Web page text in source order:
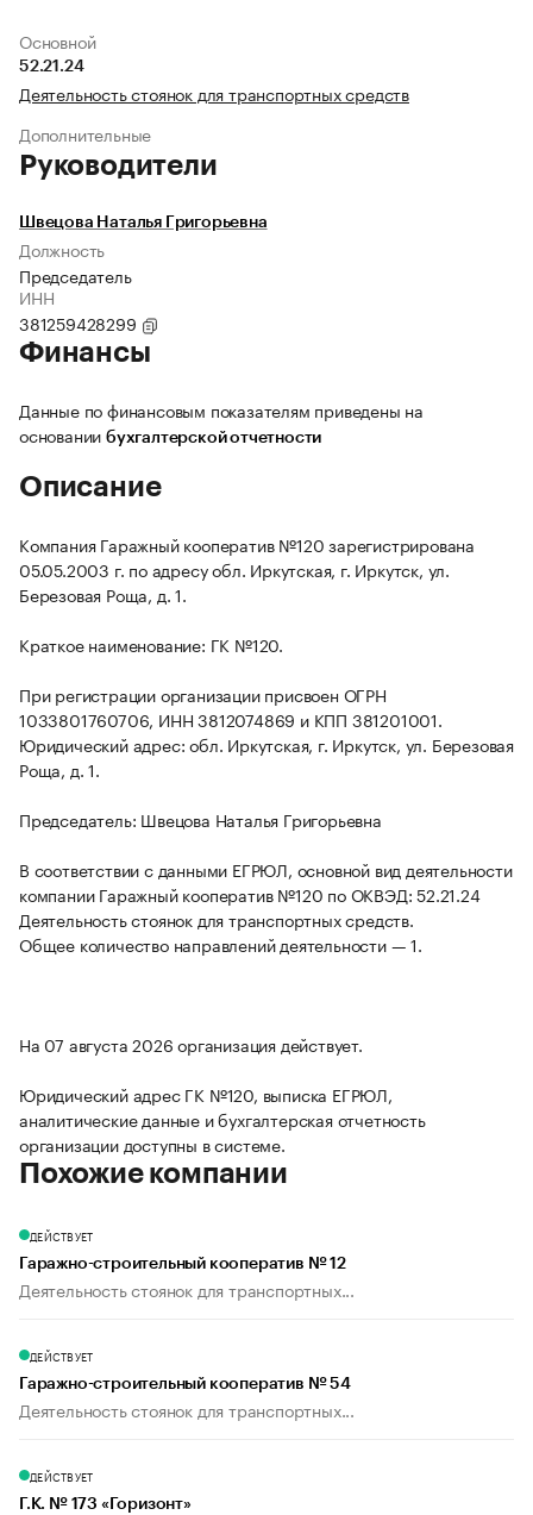
Основной
52.21.24
Деятельность стоянок для транспортных средств
Дополнительные
Руководители
Швецова Наталья Григорьевна
Должность
Председатель
ИНН
381259428299
Финансы
Данные по финансовым показателям приведены на
основании бухгалтерской отчетности
Описание
Компания Гаражный кооператив №120 зарегистрирована
05.05.2003 г. по адресу обл. Иркутская, г. Иркутск, ул.
Березовая Роща, д. 1.
Краткое наименование: ГК №120.
При регистрации организации присвоен ОГРН
1033801760706, ИНН 3812074869 и КПП 381201001.
Юридический адрес: обл. Иркутская, г. Иркутск, ул. Березовая
Роща, д. 1.
Председатель: Швецова Наталья Григорьевна
В соответствии с данными ЕГРЮЛ, основной вид деятельности
компании Гаражный кооператив №120 по ОКВЭД: 52.21.24
Деятельность стоянок для транспортных средств.
Общее количество направлений деятельности — 1.
На 07 августа 2026 организация действует.
Юридический адрес ГК №120, выписка ЕГРЮЛ,
аналитические данные и бухгалтерская отчетность
организации доступны в системе.
Похожие компании
ДЕЙСТВУЕТ
Гаражно-строительный кооператив № 12
Деятельность стоянок для транспортных...
ДЕЙСТВУЕТ
Гаражно-строительный кооператив № 54
Деятельность стоянок для транспортных...
ДЕЙСТВУЕТ
Г.К. № 173 «Горизонт»